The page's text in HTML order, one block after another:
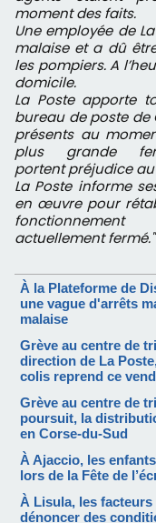
moment des faits.
Une employée de
malaise et a dû
les pompiers. A
domicile.
La Poste apporte
bureau de poste de
présents au
plus grande
portentpréjudice
La Poste informe
en œuvre pour
actuellementfermé."
À la Plateforme de
une vague d'arrêts
malaise
Grève au centre de
direction de La
colis reprend ce
Grève au centre de
poursuit, la
en Corse-du-Sud
À Ajaccio, les
lors de la Fête de
À Lisula, les
dénoncer des